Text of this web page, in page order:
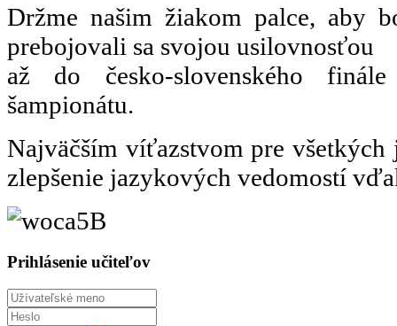
Držme našim žiakom palce, aby
prebojovali sa svojou usilovnosťou
až do česko-slovenského finále
šampionátu.
Najväčším víťazstvom pre všetkých
zlepšenie jazykových vedomostí
Prihlásenie učiteľov